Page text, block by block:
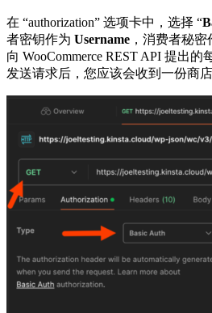
在 “authorization” 选项卡中，选择 “
者密钥作为 Username ，消费者秘密
向 WooCommerce REST API 提出的
发送请求后，您应该会收到一份商